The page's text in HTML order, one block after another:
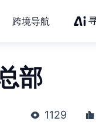
跨境导航
部
1129